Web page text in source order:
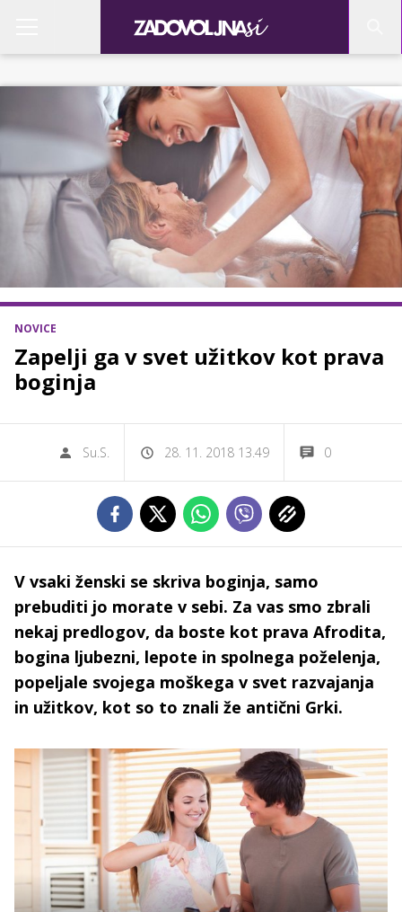
NOVICE
Zapelji ga v svet užitkov kot prava
boginja
Su.S. 28. 11. 2018 13.49 0
V vsaki ženski se skriva boginja, samo
prebuditi jo morate v sebi. Za vas smo zbrali
nekaj predlogov, da boste kot prava Afrodita,
bogina ljubezni, lepote in spolnega poželenja,
popeljale svojega moškega v svet razvajanja
in užitkov, kot so to znali že antični Grki.